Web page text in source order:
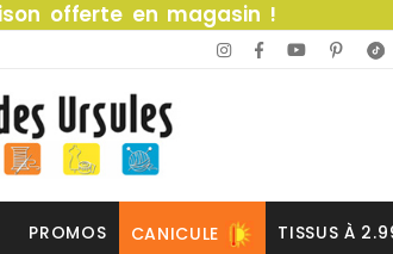
offerte en magasin !
PROMOS CANICULE TISSUS À